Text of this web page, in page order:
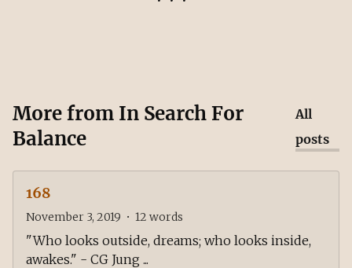
More from In Search For
Balance
All
posts
168
November 3, 2019 • 12 words
"Who looks outside, dreams; who looks inside,
awakes." - CG Jung ...